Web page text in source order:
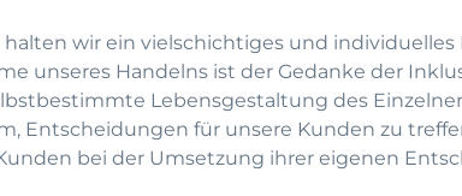
wir ein vielschichtiges und
unseres Handelns ist der Gedanke der
Lebensgestaltung des
Entscheidungen für unsere Kunden zu
bei der Umsetzung ihrer eigenen